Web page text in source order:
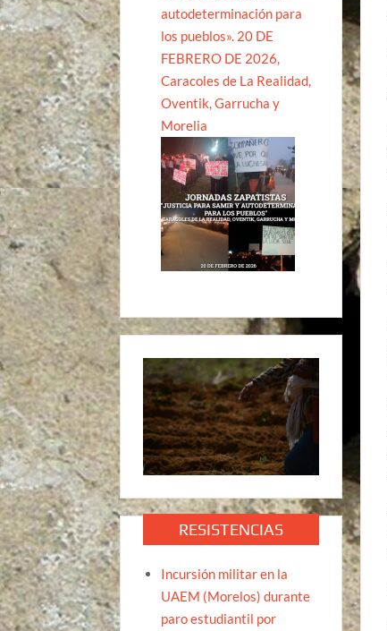
autodeterminación para
los pueblos». 20 DE
FEBRERO DE 2026,
Caracoles de La Realidad,
Oventik, Garrucha y
Morelia
RESISTENCIAS
Incursión militar en la
UAEM (Morelos) durante
paro estudiantil por